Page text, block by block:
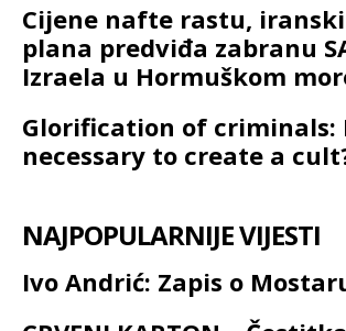
Cijene nafte rastu,
plana predviđa zabranu
Izraela u Hormuškom
Glorification of criminals:
necessary to create a
NAJPOPULARNIJE VIJESTI
Ivo Andrić: Zapis o